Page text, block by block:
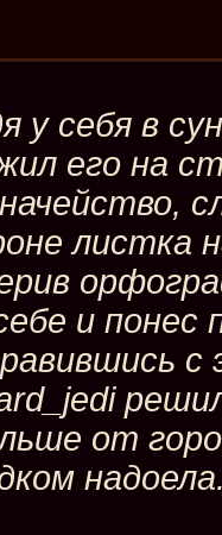
у себя в
его на
листка
и понес
от